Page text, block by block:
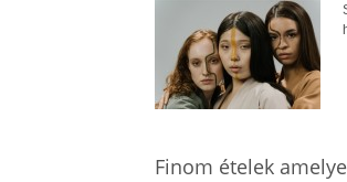
Finom ételek